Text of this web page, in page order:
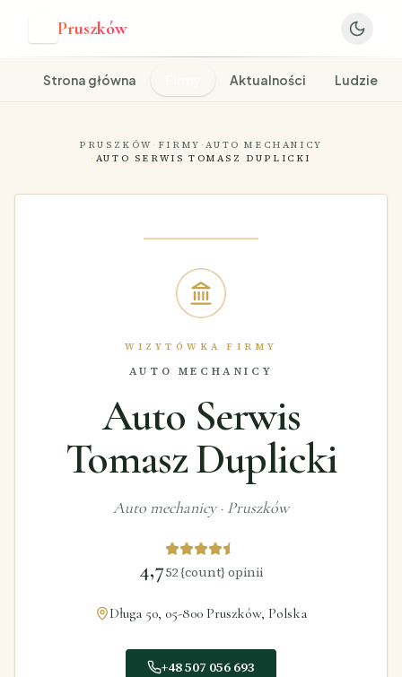
Pruszków
Strona główna Aktualności Ludzie
PRUSZKÓW · FIRMY ·AUTO MECHANICY
· AUTO SERWIS TOMASZ DUPLICKI
WIZYTÓWKA FIRMY
AUTO MECHANICY
Auto Serwis
Tomasz Duplicki
Auto mechanicy· Pruszków
4,752 {count} opinii
Długa 50, 05-800 Pruszków, Polska
+48 507 056 693